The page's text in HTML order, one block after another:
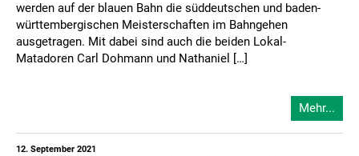
werden auf der blauen Bahn die süddeutschen und baden-
württembergischen Meisterschaften im Bahngehen
ausgetragen. Mit dabei sind auch die beiden Lokal-
Matadoren Carl Dohmann und Nathaniel […]
Mehr...
12. September 2021